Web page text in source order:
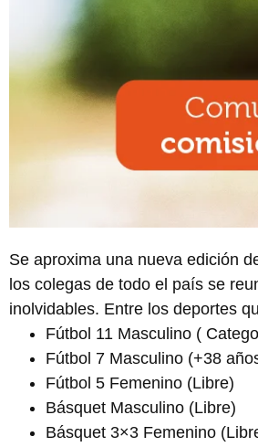
Se aproxima una nueva edición
los colegas de todo el país se
inolvidables. Entre los deportes
Fútbol 11 Masculino (
Fútbol 7 Masculino (+38
Fútbol 5 Femenino (Libre)
Básquet Masculino (Libre)
Básquet 3×3 Femenino